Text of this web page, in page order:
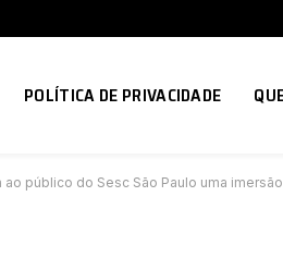
POLÍTICA DE PRIVACIDADE
público do Sesc São Paulo uma